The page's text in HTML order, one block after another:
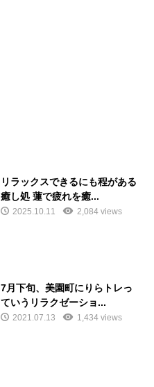
リラックスできるにも程がある
癒し処 蓮で疲れを癒...
2025.10.11 2,084 views
7月下旬、美園町にりらトレっ
ていうリラクゼーショ...
2021.07.13 1,434 views